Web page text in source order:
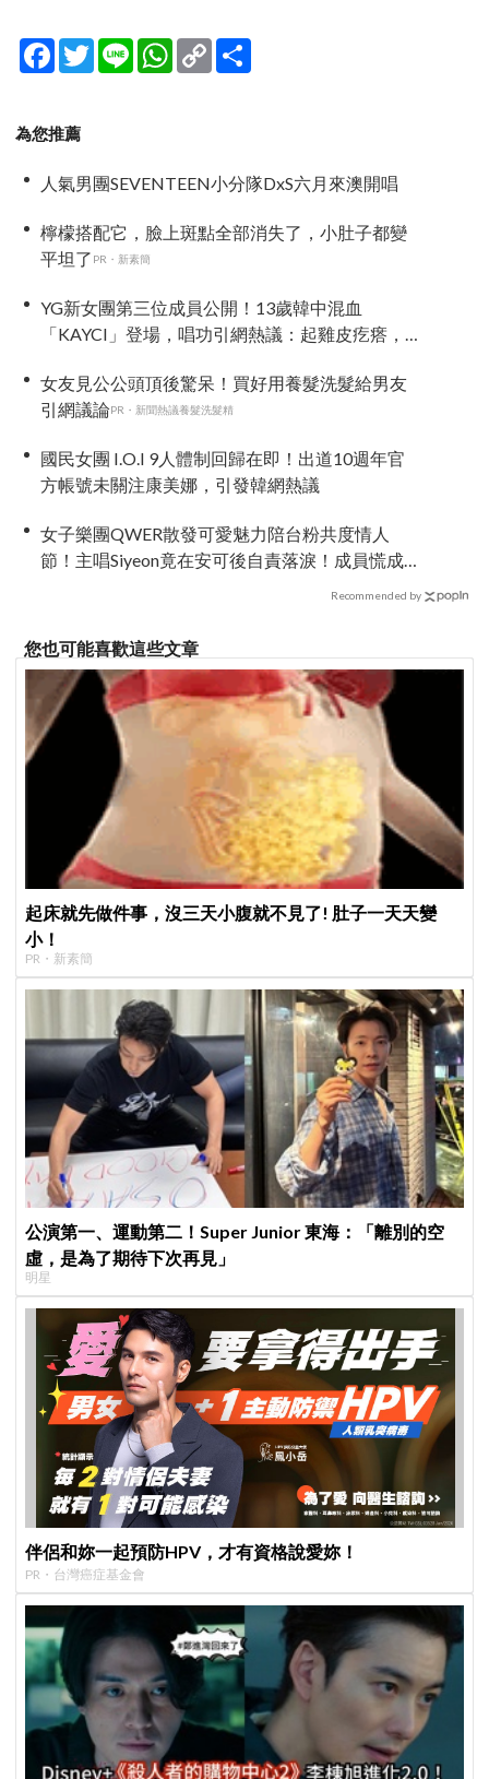
Facebook
TwitterLine WhatsApp
Copy
Link
為您推薦
人氣男團SEVENTEEN小分隊DxS六月來澳開唱
檸檬搭配它，臉上斑點全部消失了，小肚子都變
平坦了 PR・新素簡
YG新女團第三位成員公開！13歲韓中混血
「KAYCI」登場，唱功引網熱議：起雞皮疙瘩，
女友見公公頭頂後驚呆！買好用養髮洗髮給男友
引網議論PR・新聞熱議養髮洗髮精
國民女團 I.O.I 9人體制回歸在即！出道10週年官
方帳號未關注康美娜，引發韓網熱議
女子樂團QWER散發可愛魅力陪台粉共度情人
節！主唱Siyeon竟在安可後自責落淚！成員慌成一
Recommended by
您也可能喜歡這些文章
起床就先做件事，沒三天小腹就不見了! 肚子一天天變
小！
PR・新素簡
公演第一、運動第二！Super Junior 東海：「離別的空
虛，是為了期待下次再見」
明星
伴侶和妳一起預防HPV，才有資格說愛妳！
PR・台灣癌症基金會